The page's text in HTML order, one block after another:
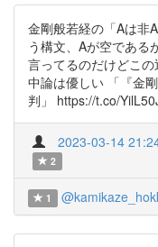
金剛般若経の「Aは非
う構文、Aが空である
言ってるのだけどこ
中論は優しい 「『金
判」 https://t.co/
2023-03-14
2
1